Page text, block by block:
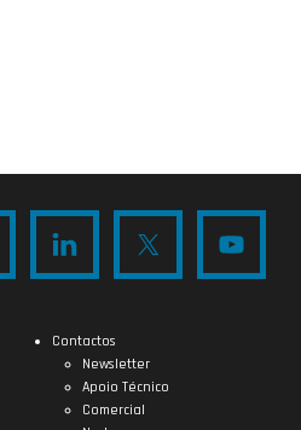
Contactos
Newsletter
Apoio Técnico
Comercial